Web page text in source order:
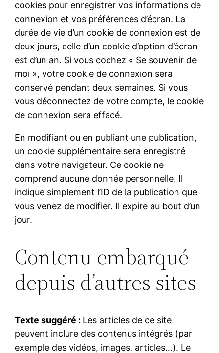
cookies pour enregistrer vos informations de
connexion et vos préférences d’écran. La
durée de vie d’un cookie de connexion est de
deux jours, celle d’un cookie d’option d’écran
est d’un an. Si vous cochez « Se souvenir de
moi », votre cookie de connexion sera
conservé pendant deux semaines. Si vous
vous déconnectez de votre compte, le cookie
de connexion sera effacé.
En modifiant ou en publiant une publication,
un cookie supplémentaire sera enregistré
dans votre navigateur. Ce cookie ne
comprend aucune donnée personnelle. Il
indique simplement l’ID de la publication que
vous venez de modifier. Il expire au bout d’un
jour.
Contenu embarqué
depuis d’autres sites
Texte suggéré : Les articles de ce site
peuvent inclure des contenus intégrés (par
exemple des vidéos, images, articles…). Le